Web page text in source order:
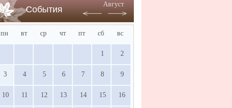
События
Август
пн вт ср чт пт сб вс
1 2
3 4 5 6 7 8 9
10 11 12 13 14 15 16